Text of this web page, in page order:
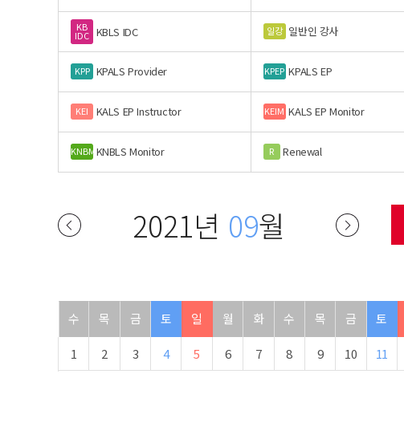
KB
IDC KBLS IDC 일강 일반인 강사
KPP KPALS Provider KPEP KPALS EP
KEI KALS EP Instructor KEIM KALS EP Monitor
KNBM KNBLS Monitor R Renewal
2021년 09월
수 목 금 토 일 월 화 수 목 금 토
1 2 3 4 5 6 7 8 9 10 11